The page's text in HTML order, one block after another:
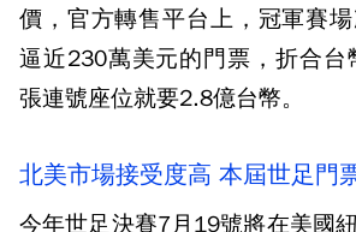
價，官方轉售平台上，冠軍賽
逼近230萬美元的門票，折合台
張連號座位就要2.8億台幣。
北美市場接受度高 本屆世足門
今年世足決賽7月19號將在美國